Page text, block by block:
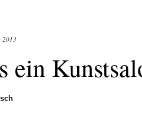
2013
ein